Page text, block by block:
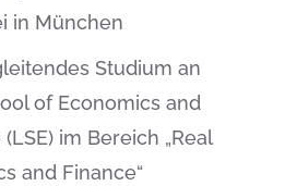
in München
Studium an
of Economics and
im Bereich „Real
and Finance“